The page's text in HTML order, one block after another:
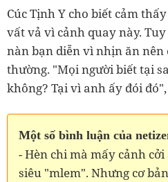
Cúc Tịnh Y cho biết cảm
vất vả vì cảnh quay này.
nàn bạn diễn vì nhịn ăn
thường. "Mọi người biết tại
không? Tại vì anh ấy đói
Một số bình luận của
- Hèn chi mà mấy cảnh
siêu "mlem". Nhưng cơ